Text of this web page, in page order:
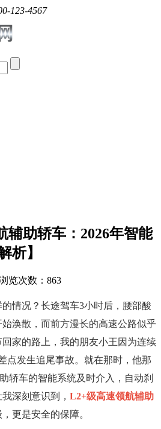
123-4567
辅助轿车：2026年智能
析】
览次数： 863
情况？长途驾车3小时后，腰部酸
涣散，而前方漫长的高速公路似乎
家的路上，我的朋友小王因为连续
点发生追尾事故。就在那时，他那
轿车的智能系统及时介入，自动刹
深刻意识到， L2+级高速领航辅助
更是安全的保障。